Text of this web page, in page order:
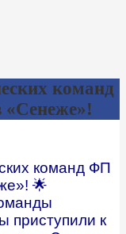
команд
команд ФП
🌟
приступили к